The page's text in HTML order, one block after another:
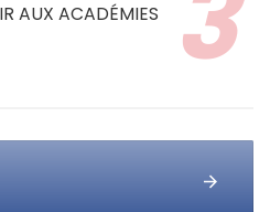
AUX ACADÉMIES